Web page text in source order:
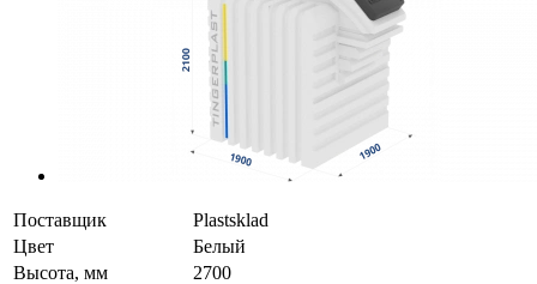
Поставщик
Plastsklad
Цвет
Белый
Высота, мм
2700